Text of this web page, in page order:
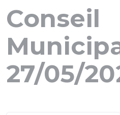
Conseil
27/05/